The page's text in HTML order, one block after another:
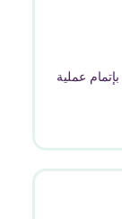
عملية